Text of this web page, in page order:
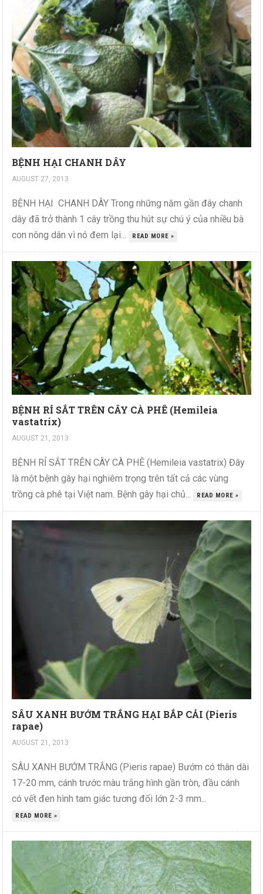
BỆNH HẠI CHANH DÂY
AUGUST 27, 2013
BỆNH HẠI CHANH DÂY Trong những năm gần đây chanh
dây đã trở thành 1 cây trồng thu hút sự chú ý của nhiều bà
con nông dân vì nó đem lại...
READ MORE »
BỆNH RỈ SẮT TRÊN CÂY CÀ PHÊ (Hemileia
vastatrix)
AUGUST 21, 2013
BỆNH RỈ SẮT TRÊN CÂY CÀ PHÊ (Hemileia vastatrix) Đây
là một bệnh gây hại nghiêm trọng trên tất cả các vùng
trồng cà phê tại Việt nam. Bệnh gây hại chủ...
READ MORE »
SÂU XANH BƯỚM TRẮNG HẠI BẮP CẢI (Pieris
rapae)
AUGUST 21, 2013
SÂU XANH BƯỚM TRẮNG (Pieris rapae) Bướm có thân dài
17-20 mm, cánh trước màu trắng hình gần tròn, đầu cánh
có vết đen hình tam giác tương đối lớn 2-3 mm...
READ MORE »